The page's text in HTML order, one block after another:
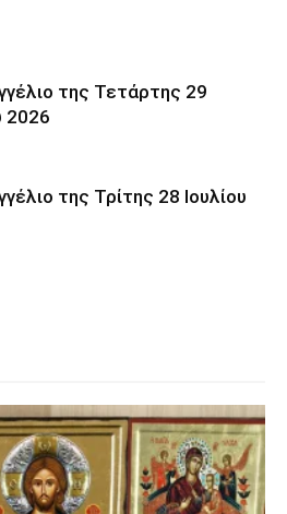
της Τετάρτης 29
2026
της Τρίτης 28 Ιουλίου